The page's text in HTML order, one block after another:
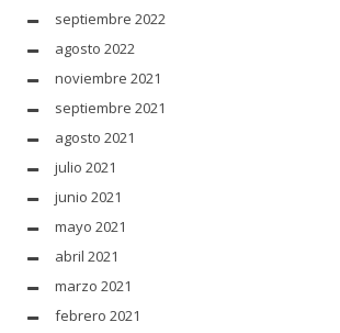
septiembre 2022
agosto 2022
noviembre 2021
septiembre 2021
agosto 2021
julio 2021
junio 2021
mayo 2021
abril 2021
marzo 2021
febrero 2021